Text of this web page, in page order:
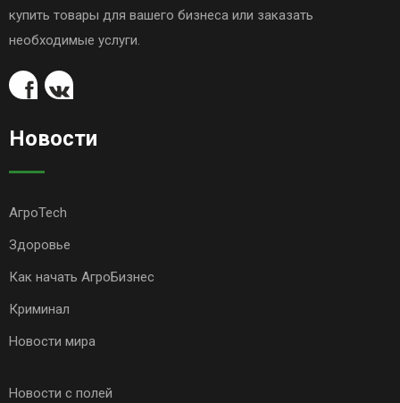
купить товары для вашего бизнеса или заказать
необходимые услуги.
Новости
АгроTech
Здоровье
Как начать АгроБизнес
Криминал
Новости мира
Новости с полей